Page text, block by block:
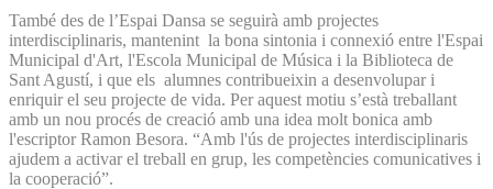
També des de l’Espai Dansa se seguirà amb projectes
interdisciplinaris, mantenint la bona sintonia i connexió entre l'Espai
Municipal d'Art, l'Escola Municipal de Música i la Biblioteca de
Sant Agustí, i que els alumnes contribueixin a desenvolupar i
enriquir el seu projecte de vida. Per aquest motiu s’està treballant
amb un nou procés de creació amb una idea molt bonica amb
l'escriptor Ramon Besora. “Amb l'ús de projectes interdisciplinaris
ajudem a activar el treball en grup, les competències comunicatives i
la cooperació”.